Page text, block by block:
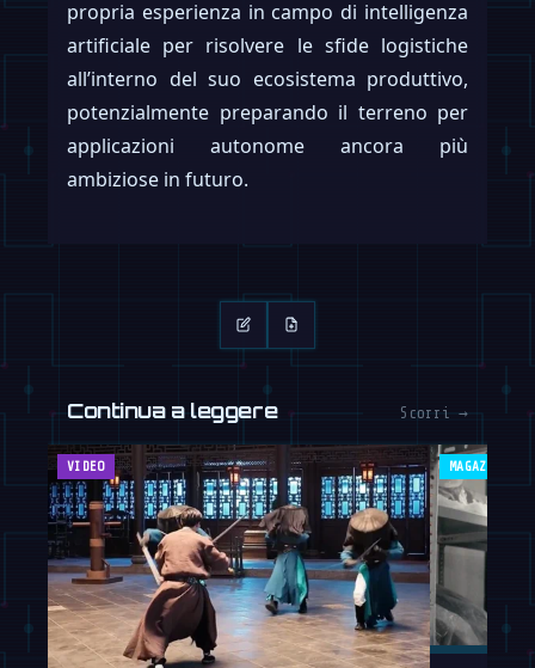
propria esperienza in campo di intelligenza
artificiale per risolvere le sfide logistiche
all’interno del suo ecosistema produttivo,
potenzialmente preparando il terreno per
applicazioni autonome ancora più
ambiziose in futuro.
Continua a leggere Scorri →
VIDEO MAGAZINE